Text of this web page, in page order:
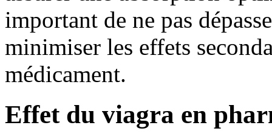
important de ne pas
minimiser les effets
médicament.
Effet du viagra en